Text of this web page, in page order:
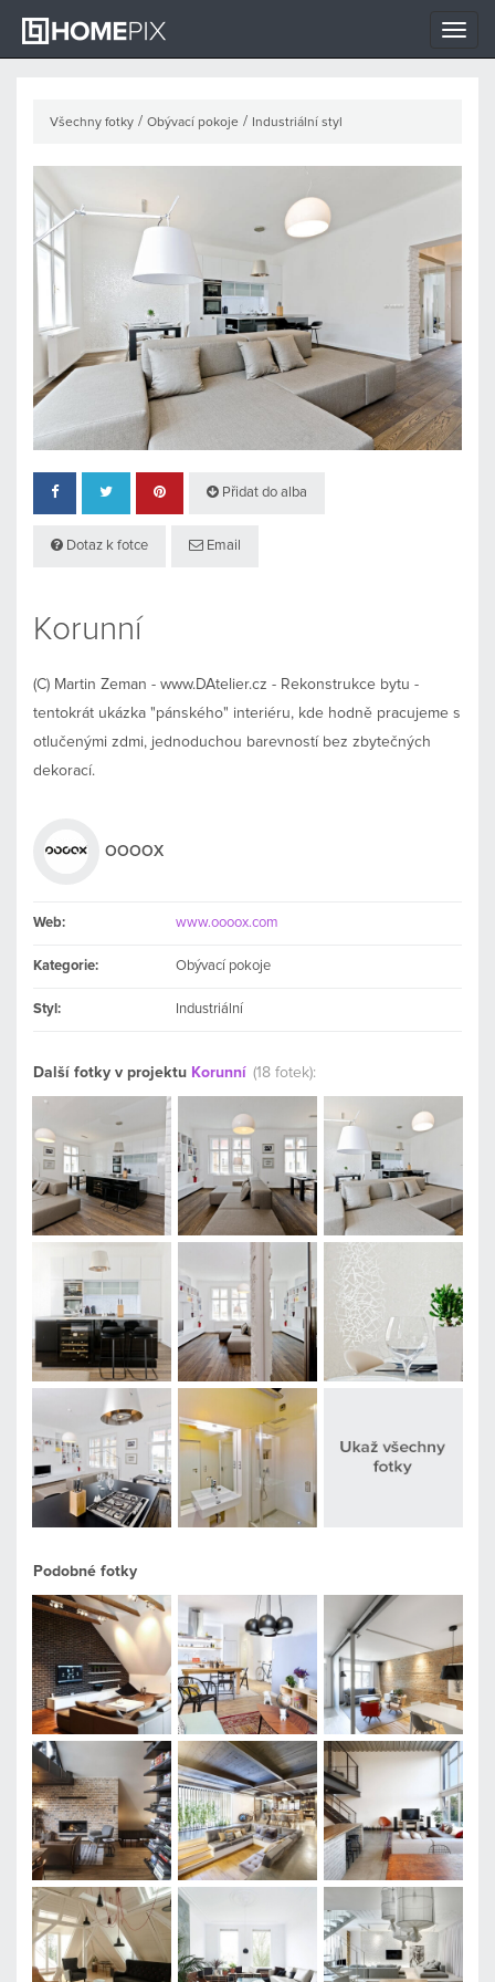
Toggle
Všechny fotky / Obývací pokoje / Industriální styl
Přidat do alba
Dotaz k fotce Email
Korunní
(C) Martin Zeman - www.DAtelier.cz - Rekonstrukce bytu -
tentokrát ukázka "pánského" interiéru, kde hodně pracujeme s
otlučenými zdmi, jednoduchou barevností bez zbytečných
dekorací.
OOOOX
Web: www.oooox.com
Kategorie: Obývací pokoje
Styl: Industriální
Další fotky v projektu Korunní (18 fotek):
Podobné fotky